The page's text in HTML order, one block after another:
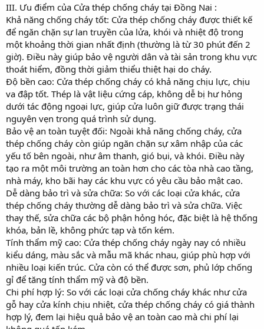
III. Ưu điểm của Cửa thép chống cháy tại Đồng Nai :
Khả năng chống cháy tốt: Cửa thép chống cháy được thiết kế
để ngăn chặn sự lan truyền của lửa, khói và nhiệt độ trong
một khoảng thời gian nhất định (thường là từ 30 phút đến 2
giờ). Điều này giúp bảo vệ người dân và tài sản trong khu vực
thoát hiểm, đồng thời giảm thiểu thiệt hại do cháy.
Độ bền cao: Cửa thép chống cháy có khả năng chịu lực, chịu
va đập tốt. Thép là vật liệu cứng cáp, không dễ bị hư hỏng
dưới tác động ngoại lực, giúp cửa luôn giữ được trạng thái
nguyên vẹn trong quá trình sử dụng.
Bảo vệ an toàn tuyệt đối: Ngoài khả năng chống cháy, cửa
thép chống cháy còn giúp ngăn chặn sự xâm nhập của các
yếu tố bên ngoài, như âm thanh, gió bụi, và khói. Điều này
tạo ra một môi trường an toàn hơn cho các tòa nhà cao tầng,
nhà máy, kho bãi hay các khu vực có yêu cầu bảo mật cao.
Dễ dàng bảo trì và sửa chữa: So với các loại cửa khác, cửa
thép chống cháy thường dễ dàng bảo trì và sửa chữa. Việc
thay thế, sửa chữa các bộ phận hỏng hóc, đặc biệt là hệ thống
khóa, bản lề, không phức tạp và tốn kém.
Tính thẩm mỹ cao: Cửa thép chống cháy ngày nay có nhiều
kiểu dáng, màu sắc và mẫu mã khác nhau, giúp phù hợp với
nhiều loại kiến trúc. Cửa còn có thể được sơn, phủ lớp chống
gỉ để tăng tính thẩm mỹ và độ bền.
Chi phí hợp lý: So với các loại cửa chống cháy khác như cửa
gỗ hay cửa kính chịu nhiệt, cửa thép chống cháy có giá thành
hợp lý, đem lại hiệu quả bảo vệ an toàn cao mà chi phí lại